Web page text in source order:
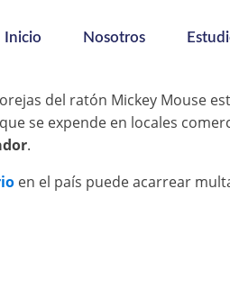
Inicio Nosotros
del ratón Mickey Mouse
se expende en locales
.
en el país puede acarrear